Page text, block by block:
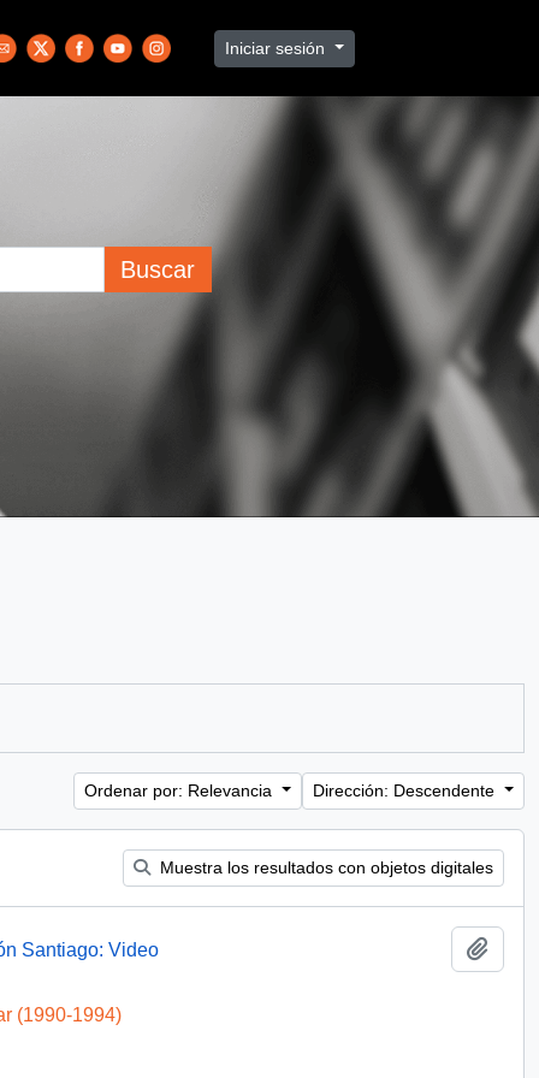
Iniciar sesión
Buscar
Ordenar por: Relevancia Dirección: Descendente
Muestra los resultados con objetos digitales
Santiago: Video
(1990-1994)